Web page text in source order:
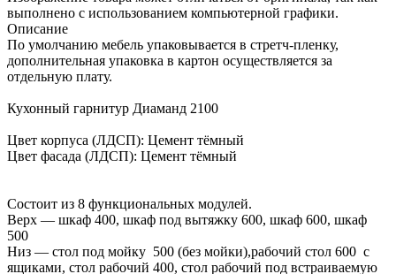
выполнено с использованием компьютерной графики.
Описание
По умолчанию мебель упаковывается в стретч-пленку,
дополнительная упаковка в картон осуществляется за
отдельную плату.
Кухонный гарнитур Диаманд 2100
Цвет корпуса (ЛДСП): Цемент тёмный
Цвет фасада (ЛДСП): Цемент тёмный
Состоит из 8 функциональных модулей.
Верх — шкаф 400, шкаф под вытяжку 600, шкаф 600, шкаф
500
Низ — стол под мойку 500 (без мойки),рабочий стол 600 с
ящиками, стол рабочий 400, стол рабочий под встраиваемую